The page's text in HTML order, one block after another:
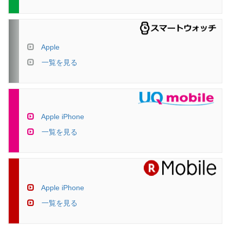
Apple
一覧を見る
Apple iPhone
一覧を見る
Apple iPhone
一覧を見る